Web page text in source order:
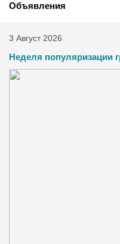
Объявления
3 Август 2026
Неделя популяризации